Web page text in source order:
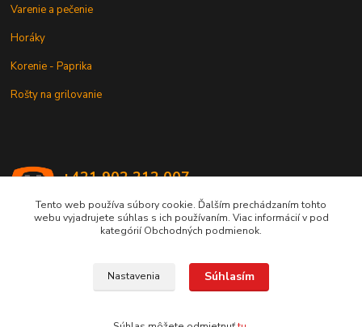
Varenie a pečenie
Horáky
Korenie - Paprika
Rošty na grilovanie
+421 902 212 007
Copyright © 2017-2027 MACSHOP.SK, všetky práva vyhradené..
Tento web používa súbory cookie. Ďalším prechádzaním tohto
webu vyjadrujete súhlas s ich používaním. Viac informácií v pod
kategórií Obchodných podmienok.
Nastavenia Súhlasím